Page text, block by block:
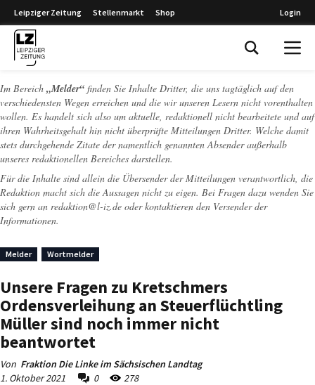
Leipziger Zeitung Stellenmarkt Shop Login
Im Bereich „Melder“ finden Sie Inhalte Dritter, die uns tagtäglich auf den
verschiedensten Wegen erreichen und die wir unseren Lesern nicht vorenthalten
wollen. Es handelt sich also um aktuelle, redaktionell nicht bearbeitete und auf
ihren Wahrheitsgehalt hin nicht überprüfte Mitteilungen Dritter. Welche damit
stets durchgehende Zitate der namentlich genannten Absender außerhalb
unseres redaktionellen Bereiches darstellen.
Für die Inhalte sind allein die Übersender der Mitteilungen verantwortlich, die
Redaktion macht sich die Aussagen nicht zu eigen. Bei Fragen dazu wenden Sie
sich gern an redaktion@l-iz.de oder kontaktieren den Versender der
Informationen.
Melder Wortmelder
Unsere Fragen zu Kretschmers
Ordensverleihung an Steuerflüchtling
Müller sind noch immer nicht
beantwortet
Von Fraktion Die Linke im Sächsischen Landtag
1. Oktober 2021
0 278